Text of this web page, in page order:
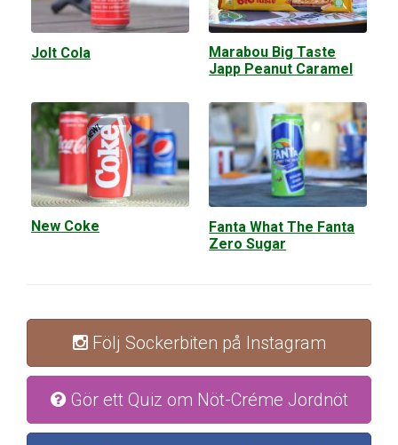
Jolt Cola
Marabou Big Taste
Japp Peanut Caramel
New Coke
Fanta What The Fanta
Zero Sugar
Följ Sockerbiten på Instagram
Gör ett Quiz om Nöt-Créme Jordnöt